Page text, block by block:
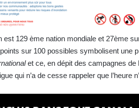
est 129 ème nation mondiale et 27ème
sur 100 possibles symbolisent une
et ce, en dépit des campagnes de
qui n’a de cesse rappeler que l’heure